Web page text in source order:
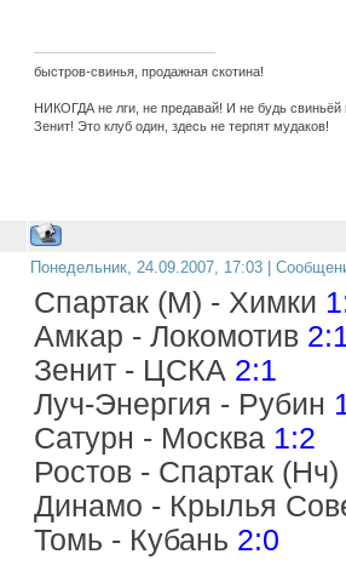
быстров-свинья, продажная скотина!
НИКОГДА не лги, не предавай! И не будь
Зенит! Это клуб один, здесь не терпят мудаков!
Понедельник, 24.09.2007, 17:03 |
Спартак (М) - Химки
Амкар - Локомотив
Зенит - ЦСКА 2:1
Луч-Энергия - Рубин
Сатурн - Москва 1:2
Ростов - Спартак (Нч)
Динамо - Крылья
Томь - Кубань 2:0